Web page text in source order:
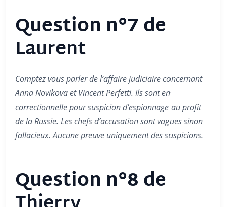
Question n°7 de
Laurent
Comptez vous parler de l’affaire judiciaire concernant
Anna Novikova et Vincent Perfetti. Ils sont en
correctionnelle pour suspicion d’espionnage au profit
de la Russie. Les chefs d’accusation sont vagues sinon
fallacieux. Aucune preuve uniquement des suspicions.
Question n°8 de